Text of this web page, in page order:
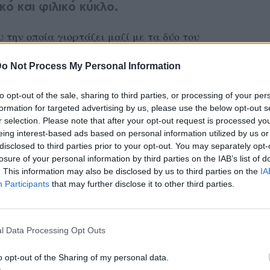
Not Process My Personal Information
opt-out of the sale, sharing to third parties, or processing of your
for targeted advertising by us, please use the below opt-out
selection. Please note that after your opt-out request is processed
interest-based ads based on personal information utilized by us
to third parties prior to your opt-out. You may separately
of your personal information by third parties on the IAB’s list of
This information may also be disclosed by us to third parties on the
Participants that may further disclose it to other third parties.
Data Processing Opt Outs
opt-out of the Sharing of my personal data.
και φιλικό κύκλο.
οποία γιορτάζει μαζί με τα δύο του
η Όλγα Κεφαλογιάννη δημοσίευσε
της, όπου οι δυο τους κρατούν δύο
από ευτυχία.
το Μίνω την γιορτάζουμε με την
μαζί. Η ευχή μου είναι να προσφέρουμε στα
σεβασμού και υποστήριξης, όπως αυτό
στις δικές μας οικογένειες», έγραψε στη
φωτογραφία η βουλευτής της ΝΔ.